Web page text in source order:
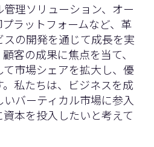
理ソリューション、オー
ラットフォームなど、革
の開発を通じて成長を実
客の成果に焦点を当て、
市場シェアを拡大し、優
私たちは、ビジネスを成
バーティカル市場に参入
本を投入したいと考えて